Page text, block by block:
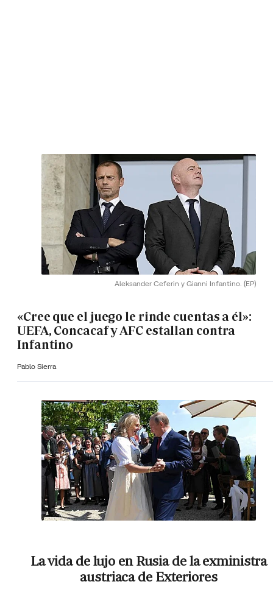
Aleksander Ceferin y Gianni Infantino. (EP)
«Cree que el juego le rinde cuentas a él»:
UEFA, Concacaf y AFC estallan contra
Infantino
Pablo Sierra
La vida de lujo en Rusia de la exministra
austriaca de Exteriores